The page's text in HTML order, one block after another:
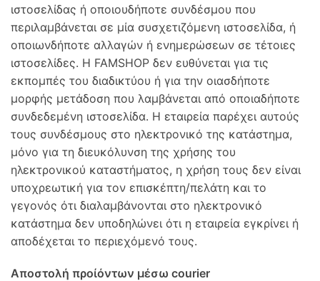
ιστοσελίδας ή οποιουδήποτε συνδέσμου που
περιλαμβάνεται σε μία συσχετιζόμενη ιστοσελίδα, ή
οποιωνδήποτε αλλαγών ή ενημερώσεων σε τέτοιες
ιστοσελίδες. Η FAMSHOP δεν ευθύνεται για τις
εκπομπές του διαδικτύου ή για την οιασδήποτε
μορφής μετάδοση που λαμβάνεται από οποιαδήποτε
συνδεδεμένη ιστοσελίδα. Η εταιρεία παρέχει αυτούς
τους συνδέσμους στο ηλεκτρονικό της κατάστημα,
μόνο για τη διευκόλυνση της χρήσης του
ηλεκτρονικού καταστήματος, η χρήση τους δεν είναι
υποχρεωτική για τον επισκέπτη/πελάτη και το
γεγονός ότι διαλαμβάνονται στο ηλεκτρονικό
κατάστημα δεν υποδηλώνει ότι η εταιρεία εγκρίνει ή
αποδέχεται το περιεχόμενό τους.
Αποστολή προίόντων μέσω courier